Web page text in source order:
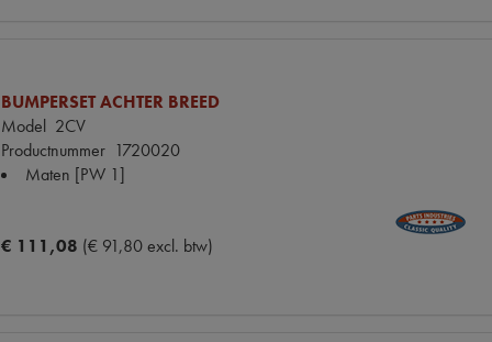
BUMPERSET ACHTER BREED
Model 2CV
Productnummer 1720020
Maten [PW 1]
€ 111,08 (€ 91,80 excl. btw)